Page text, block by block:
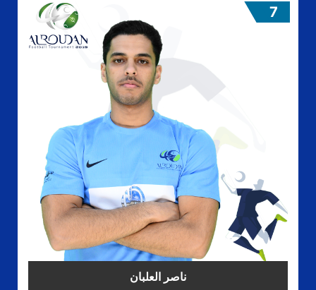
ناصر العلبان
7